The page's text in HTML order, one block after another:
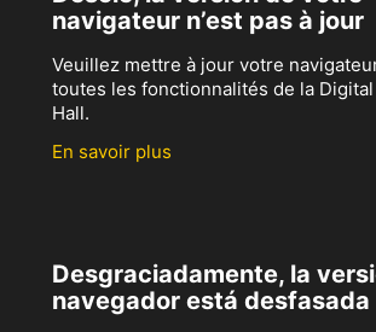
navigateur n’est pas à jour
Veuillez mettre à jour votre
toutes les fonctionnalités de la
Hall.
En savoir plus
Desgraciadamente, la
navegador está desfasada